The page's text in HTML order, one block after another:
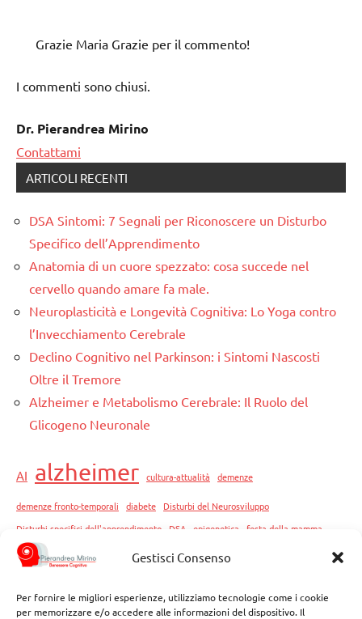
Gestisci Consenso
Per fornire le migliori esperienze, utilizziamo tecnologie come i cookie
per memorizzare e/o accedere alle informazioni del dispositivo. Il
Grazie Maria Grazie per il commento!
I commenti sono chiusi.
Dr. Pierandrea Mirino
Contattami
ARTICOLI RECENTI
DSA Sintomi: 7 Segnali per Riconoscere un Disturbo
Specifico dell’Apprendimento
Anatomia di un cuore spezzato: cosa succede nel
cervello quando amare fa male.
Neuroplasticità e Longevità Cognitiva: Lo Yoga contro
l’Invecchiamento Cerebrale
Declino Cognitivo nel Parkinson: i Sintomi Nascosti
Oltre il Tremore
Alzheimer e Metabolismo Cerebrale: Il Ruolo del
Glicogeno Neuronale
AI alzheimer cultura-attualità demenze
demenze fronto-temporali diabete
Disturbi del Neurosviluppo
Disturbi specifici dell'apprendimento
DSA epigenetica festa della mamma
intelligenza artificiale istruzione